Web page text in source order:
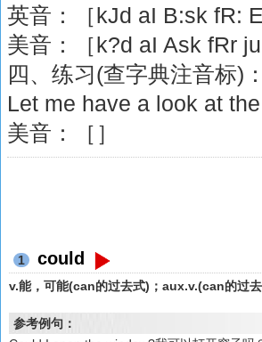
英音：［kJd aI B:sk fR:
美音：［k?d aI Ask fRr
四、练习(查字典注音标)：
Let me have a look at
美音：［］
1 could
v.能，可能(can的过去式)；aux.v.(can的过
参考例句：